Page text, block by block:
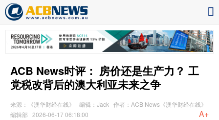
ACB News时评： 房价还是生产力？ 工
党税改背后的澳大利亚未来之争
来源：《澳华财经在线》 编辑：Jack 作者：ACB News《澳华财经在线》
编辑部 2026-06-17 06:18:00 A+